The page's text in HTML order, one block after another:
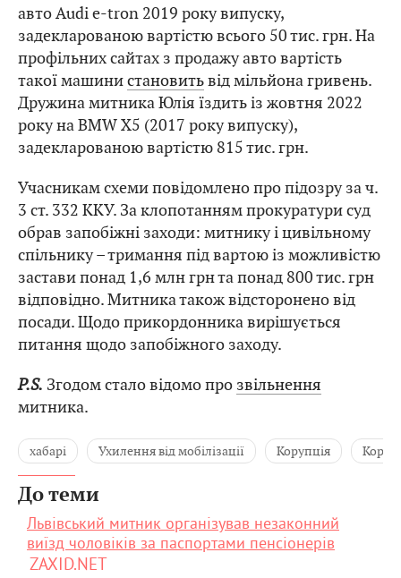
авто Audi e-tron 2019 року випуску,
задекларованою вартістю всього 50 тис. грн. На
профільних сайтах з продажу авто вартість
такої машинистановитьвід мільйона гривень.
Дружина митника Юлія їздить із жовтня 2022
року на BMW X5 (2017 року випуску),
задекларованою вартістю 815 тис. грн.
Учасникам схеми повідомлено про підозру за ч.
3 ст. 332 ККУ. За клопотанням прокуратури суд
обрав запобіжні заходи: митнику і цивільному
спільнику – тримання під вартою із можливістю
застави понад 1,6 млн грн та понад 800 тис. грн
відповідно. Митника також відсторонено від
посади. Щодо прикордонника вирішується
питання щодо запобіжного заходу.
P.S. Згодом стало відомо про звільнення
митника.
хабарі Ухилення від мобілізації Корупція
До теми
Львівський митник організував незаконний
виїзд чоловіків за паспортами пенсіонерів
ZAXID.NET